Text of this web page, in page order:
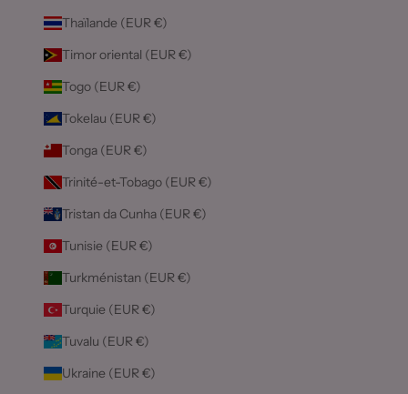
Thaïlande (EUR €)
Timor oriental (EUR €)
Togo (EUR €)
Tokelau (EUR €)
Tonga (EUR €)
Trinité-et-Tobago (EUR €)
Tristan da Cunha (EUR €)
Tunisie (EUR €)
Turkménistan (EUR €)
Turquie (EUR €)
Tuvalu (EUR €)
Ukraine (EUR €)